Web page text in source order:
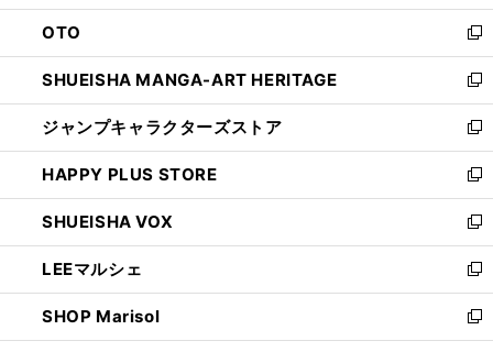
ウ
で
開
く
ン
ド
ウ
で
開
く
OTO
新
し
い
ウ
ィ
ン
ド
ウ
で
開
く
SHUEISHA MANGA-ART HERITAGE
新
し
い
ウ
ィ
ン
ド
ウ
で
開
く
ジャンプキャラクターズストア
新
し
い
ウ
ィ
ン
ド
ウ
で
開
HAPPY PLUS STORE
新
し
い
ウ
ィ
ン
ド
ウ
SHUEISHA VOX
新
し
い
ウ
ィ
ン
LEEマルシェ
新
し
い
ウ
SHOP Marisol
新
し